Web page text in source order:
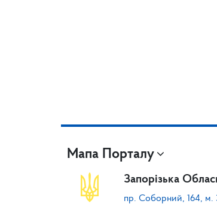
Мапа Порталу
Запорізька
пр. Соборний, 164, м.